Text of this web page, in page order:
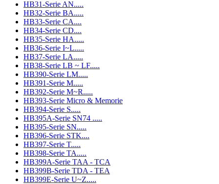
HB31-Serie AN.....
HB32-Serie BA.....
HB33-Serie CA....
HB34-Serie CD....
HB35-Serie HA.....
HB36-Serie I~L.....
HB37-Serie LA.....
HB38-Serie LB ~ LF.....
HB390-Serie LM.....
HB391-Serie M.....
HB392-Serie M~R.....
HB393-Serie Micro & Memorie
HB394-Serie S.....
HB395A-Serie SN74 .....
HB395-Serie SN.....
HB396-Serie STK....
HB397-Serie T.....
HB398-Serie TA.....
HB399A-Serie TAA - TCA
HB399B-Serie TDA - TEA
HB399E-Serie U~Z.....